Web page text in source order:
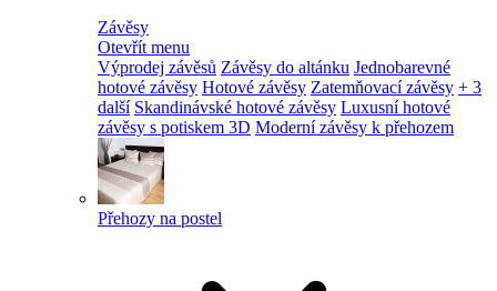
Závěsy
Otevřít menu
Výprodej závěsů Závěsy do altánku Jednobarevné
hotové závěsy Hotové závěsy Zatemňovací závěsy + 3
další Skandinávské hotové závěsy Luxusní hotové
závěsy s potiskem 3D Moderní závěsy k přehozem
Přehozy na postel